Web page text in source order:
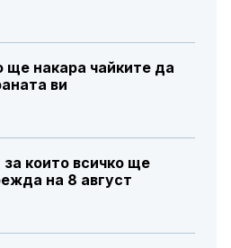
ще накара чайките да
ви
които всичко ще
на 8 август